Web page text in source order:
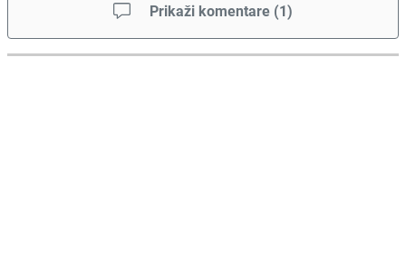
Prikaži komentare (1)